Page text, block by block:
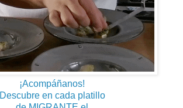
¡Acompáñanos!
Descubre en cada platillo